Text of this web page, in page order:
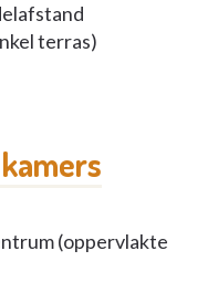
terras)
(oppervlakte